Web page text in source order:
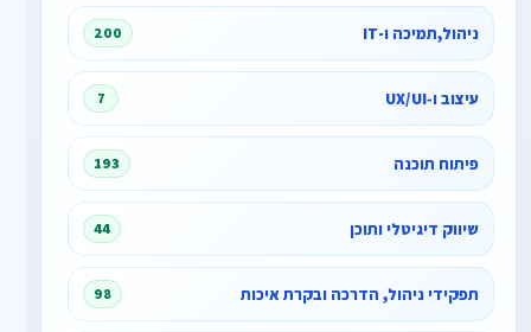
ניהול,תמיכה ו-IT 200
עיצוב ו‑UX/UI 7
פיתוח תוכנה 193
שיווק דיגיטלי ותוכן 44
תפקידי ניהול, הדרכה ובקרת איכות 98